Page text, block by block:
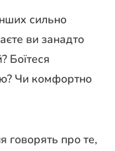
сильно
ви занадто
Боїтеся
Чи комфортно
говорять про те,